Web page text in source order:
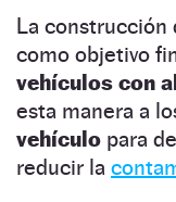
La
como objetivo
vehículos con
esta manera a
vehículo para
reducir la